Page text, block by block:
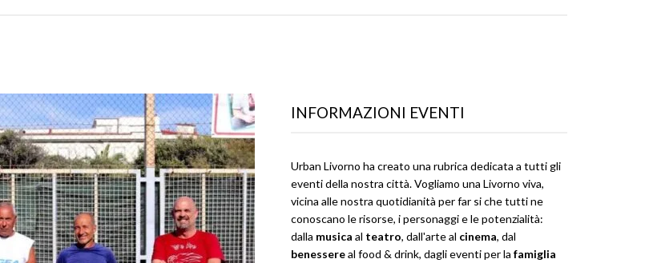
INFORMAZIONI EVENTI
Urban Livorno ha creato una rubrica dedicata a tutti gli
eventi della nostra città. Vogliamo una Livorno viva,
vicina alle nostra quotidianità per far si che tutti ne
conoscano le risorse, i personaggi e le potenzialità:
dalla musica al teatro, dall'arte al cinema, dal
benessereal food & drink, dagli eventi per la famiglia